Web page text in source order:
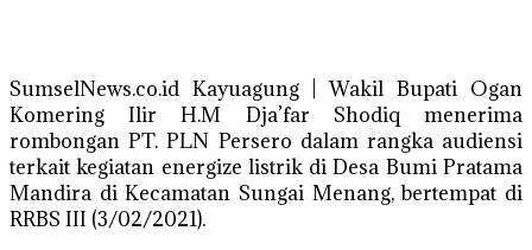
SumselNews.co.id Kayuagung | Wakil Bupati Ogan
Komering Ilir H.M Dja’far Shodiq menerima
rombongan PT. PLN Persero dalam rangka audiensi
terkait kegiatan energize listrik di Desa Bumi Pratama
Mandira di Kecamatan Sungai Menang, bertempat di
RRBS III (3/02/2021).